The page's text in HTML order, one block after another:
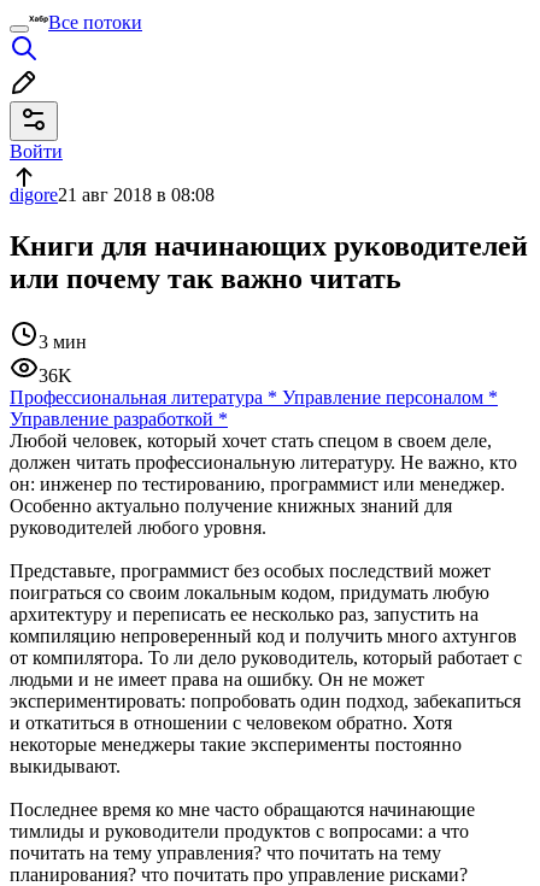
Все потоки
Войти
digore21 авг 2018 в 08:08
Книги для начинающих руководителей
или почему так важно читать
3 мин
36K
Профессиональная литература * Управление персоналом *
Управление разработкой *
Любой человек, который хочет стать спецом в своем деле,
должен читать профессиональную литературу. Не важно, кто
он: инженер по тестированию, программист или менеджер.
Особенно актуально получение книжных знаний для
руководителей любого уровня.
Представьте, программист без особых последствий может
поиграться со своим локальным кодом, придумать любую
архитектуру и переписать ее несколько раз, запустить на
компиляцию непроверенный код и получить много ахтунгов
от компилятора. То ли дело руководитель, который работает с
людьми и не имеет права на ошибку. Он не может
экспериментировать: попробовать один подход, забекапиться
и откатиться в отношении с человеком обратно. Хотя
некоторые менеджеры такие эксперименты постоянно
выкидывают.
Последнее время ко мне часто обращаются начинающие
тимлиды и руководители продуктов с вопросами: а что
почитать на тему управления? что почитать на тему
планирования? что почитать про управление рисками?